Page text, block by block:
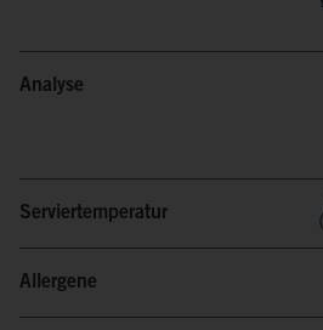
Analyse
Serviertemperatur
Allergene